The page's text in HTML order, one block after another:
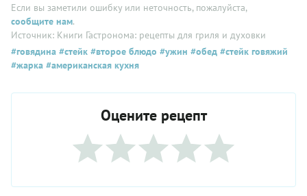
Если вы заметили ошибку или неточность, пожалуйста,
сообщите нам.
Источник: Книги Гастронома: рецепты для гриля и духовки
#говядина #стейк #второе блюдо #ужин #обед #стейк говяжий
#жарка #американская кухня
Оцените рецепт